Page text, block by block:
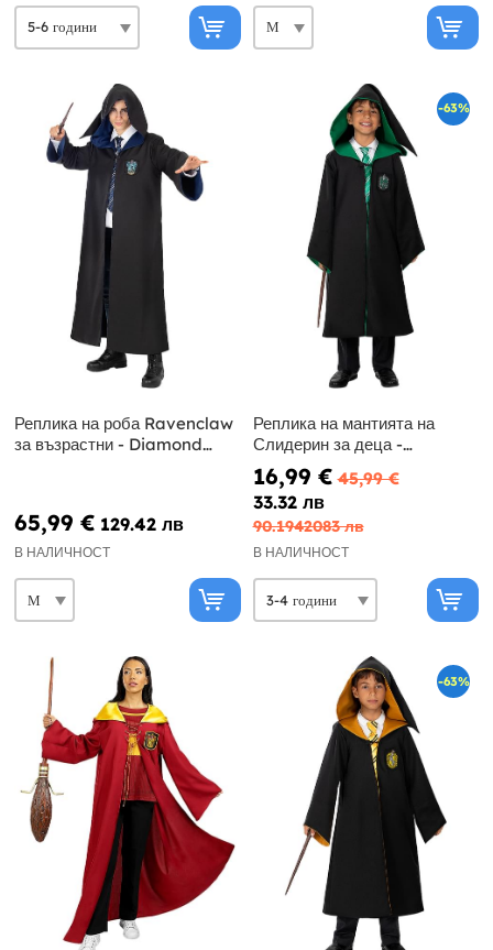
Реплика на роба Ravenclaw
за възрастни - Diamond
65,99 € 129.42 лв
В НАЛИЧНОСТ
-63%
Реплика на мантията на
Слидерин за деца -
Диамантено издание
16,99 € 45,99 €
33.32 лв
90.1942083 лв
В НАЛИЧНОСТ
-63%